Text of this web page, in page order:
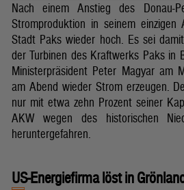
Nach einem Anstieg des Donau-
Stromproduktion in seinem
Stadt Paks wieder hoch. Es sei
der Turbinen des Kraftwerks Paks in
Ministerpräsident Peter Magyar am
am Abend wieder Strom erzeugen.
nur mit etwa zehn Prozent seiner
AKW wegen des historischen
heruntergefahren.
US-Energiefirma löst in